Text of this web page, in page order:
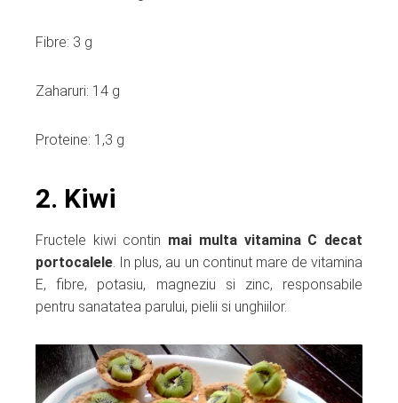
Fibre: 3 g
Zaharuri: 14 g
Proteine: 1,3 g
2. Kiwi
Fructele kiwi contin mai multa vitamina C decat
portocalele. In plus, au un continut mare de vitamina
E, fibre, potasiu, magneziu si zinc, responsabile
pentru sanatatea parului, pielii si unghiilor.